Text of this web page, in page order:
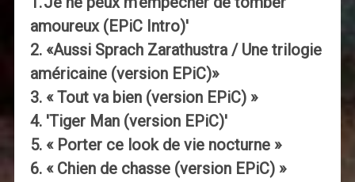
amoureux (EPiC Intro)'
2. «Aussi Sprach Zarathustra / Une trilogie
américaine (version EPiC)»
3. « Tout va bien (version EPiC) »
4. 'Tiger Man (version EPiC)'
5. « Porter ce look de vie nocturne »
6. « Chien de chasse (version EPiC) »